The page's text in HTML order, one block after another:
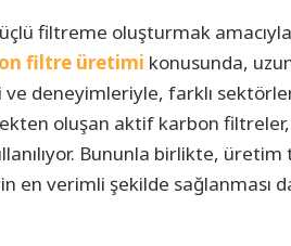
filtreme oluşturmak
filtre üretimi konusunda,
deneyimleriyle, farklı
oluşan aktif karbon filtreler,
Bununla birlikte,
en verimli şekilde sağlanması